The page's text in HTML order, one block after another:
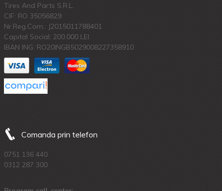
Tires And Parts S.R.L.
CIF: RO 35056829
Nr.Reg.Com.: J2015011788401
Capital Social: 200.000 LEI
IBAN ING: RO20INGB5029008227358910
Comanda prin telefon
0751 136 440
0312 287 300